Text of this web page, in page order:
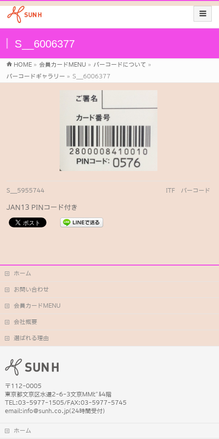
S__6006377
HOME » 会員カードMENU » バーコードについて »
バーコードギャラリー » S__6006377
S__5955744 ITF バーコード
JAN13 PINコード付き
ホーム
お問い合わせ
会員カードMENU
会社概要
選ばれる理由
〒112-0005
東京都文京区水道2-6-3文京MMﾋﾞﾙ4階
TEL:03-5977-1505/FAX:03-5977-5745
email:info@sunh.co.jp(24時間受付)
ホーム